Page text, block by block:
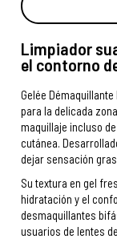
Limpiador
el contorno
Gelée
para la delicada
maquillaje incluso
cutánea.
dejar sensación
Su textura en gel
hidratación y el
desmaquillantes
usuarios de lentes